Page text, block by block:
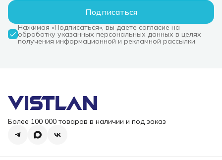
Подписаться
Нажимая «Подписаться», вы даете согласие на
обработку указанных персональных данных в целях
получения информационной и рекламной рассылки
Более 100 000 товаров в наличии и под заказ